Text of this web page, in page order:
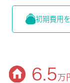
初期費用
6.5万